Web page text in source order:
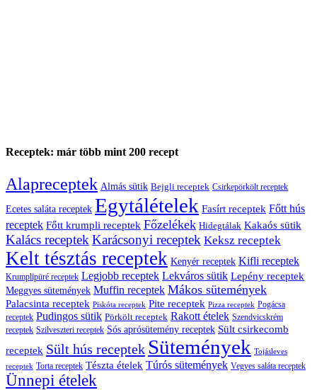
Receptek: már több mint 200 recept
Alapreceptek Almás sütik Bejgli receptek Csirkepörkölt receptek
Ecetes saláta receptek Egytálételek Fasírt receptek Főtt hús
receptek Főtt krumpli receptek Főzelékek Hidegtálak Kakaós sütik
Kalács receptek Karácsonyi receptek Keksz receptek
Kelt tésztás receptek Kenyér receptek Kifli receptek
Krumplipüré receptek Legjobb receptek Lekváros sütik Lepény receptek
Meggyes sütemények Muffin receptek Mákos sütemények
Palacsinta receptek Piskóta receptek Pite receptek Pizza receptek Pogácsa
receptek Pudingos sütik Pörkölt receptek Rakott ételek Szendvicskrém
receptek Szilveszteri receptek Sós aprósütemény receptek Sült csirkecomb
receptek Sült hús receptek Sütemények Tojásleves
receptek Torta receptek Tészta ételek Túrós sütemények Vegyes saláta receptek
Ünnepi ételek